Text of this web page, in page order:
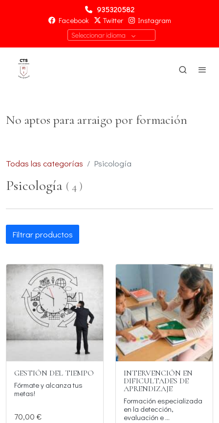
935320582
Facebook
Twitter Instagram
Seleccionar idioma
No aptos para arraigo por formación
Todas las categorías Psicología
Psicología ( 4 )
Filtrar productos
GESTIÓN DEL TIEMPO
Fórmate y alcanza tus
metas!
70,00 €
INTERVENCIÓN EN
DIFICULTADES DE
APRENDIZAJE
Formación especializada
en la detección,
evaluación e ...